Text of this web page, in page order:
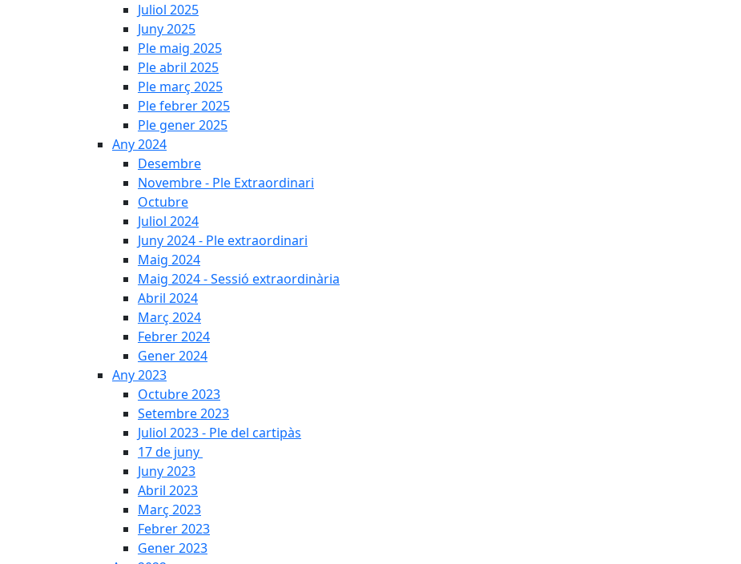
Juliol 2025
Juny 2025
Ple maig 2025
Ple abril 2025
Ple març 2025
Ple febrer 2025
Ple gener 2025
Any 2024
Desembre
Novembre - Ple Extraordinari
Octubre
Juliol 2024
Juny 2024 - Ple extraordinari
Maig 2024
Maig 2024 - Sessió extraordinària
Abril 2024
Març 2024
Febrer 2024
Gener 2024
Any 2023
Octubre 2023
Setembre 2023
Juliol 2023 - Ple del cartipàs
17 de juny
Juny 2023
Abril 2023
Març 2023
Febrer 2023
Gener 2023